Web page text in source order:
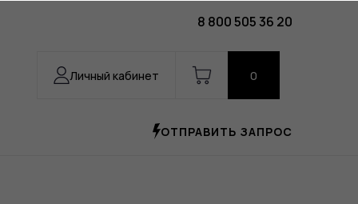
8 800 505 36 20
Личный кабинет 0
ОТПРАВИТЬ ЗАПРОС